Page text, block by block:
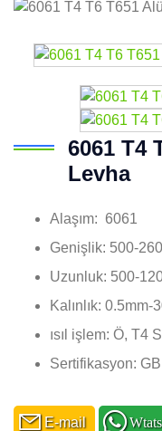
6061 T4
Levha
Alaşım: 6061
Genişlik: 500-
Uzunluk: 500-
Kalınlık: 0.5mm-
ısıl işlem: Ö, T4
Sertifikasyon:
E-mail